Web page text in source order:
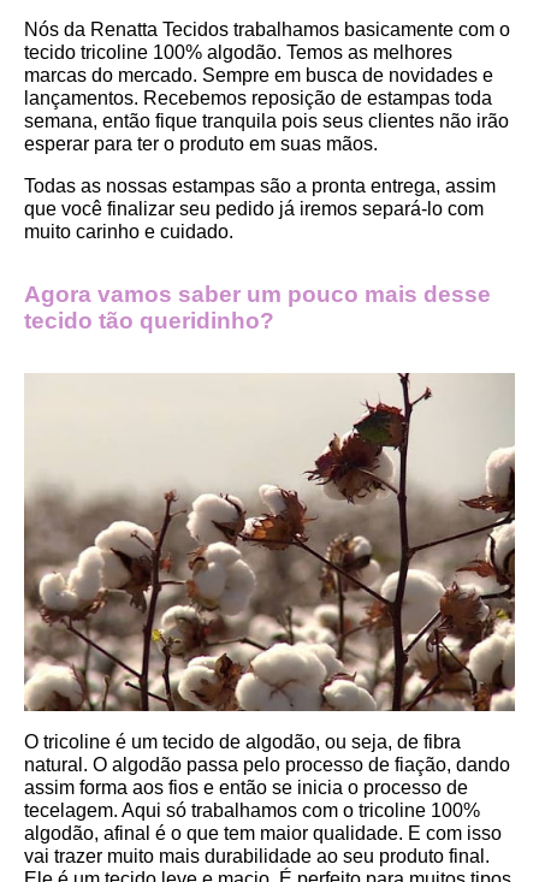
Nós da Renatta Tecidos trabalhamos basicamente com o
tecido tricoline 100% algodão. Temos as melhores
marcas do mercado. Sempre em busca de novidades e
lançamentos. Recebemos reposição de estampas toda
semana, então fique tranquila pois seus clientes não irão
esperar para ter o produto em suas mãos.
Todas as nossas estampas são a pronta entrega, assim
que você finalizar seu pedido já iremos separá-lo com
muito carinho e cuidado.
Agora vamos saber um pouco mais desse
tecido tão queridinho?
O tricoline é um tecido de algodão, ou seja, de fibra
natural. O algodão passa pelo processo de fiação, dando
assim forma aos fios e então se inicia o processo de
tecelagem. Aqui só trabalhamos com o tricoline 100%
algodão, afinal é o que tem maior qualidade. E com isso
vai trazer muito mais durabilidade ao seu produto final.